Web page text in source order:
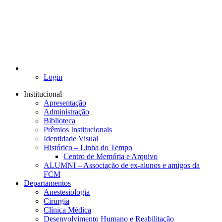
Login
Institucional
Apresentação
Administração
Biblioteca
Prêmios Institucionais
Identidade Visual
Histórico – Linha do Tempo
Centro de Memória e Arquivo
ALUMNI – Associação de ex-alunos e amigos da
FCM
Departamentos
Anestesiologia
Cirurgia
Clínica Médica
Desenvolvimento Humano e Reabilitação